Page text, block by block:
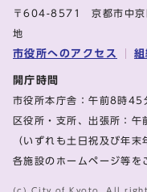
〒604-8571 京都市中京
地
市役所へのアクセス 組
開庁時間
市役所本庁舎：午前8時
区役所・支所、出張所：
（いずれも土日祝及び年
各施設のホームページ等を